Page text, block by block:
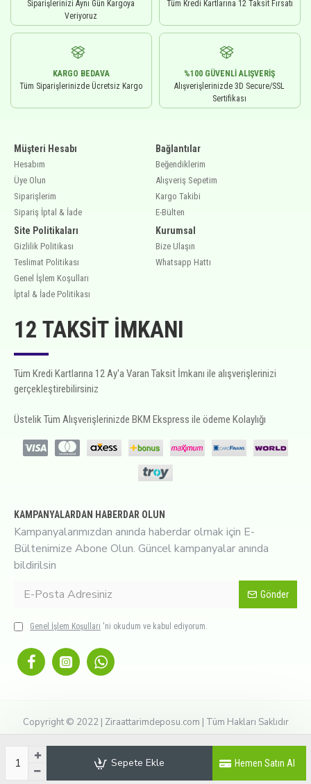
Sepete Ekle Hemen Satın Al
Siparişlerinizi Aynı Gün Kargoya
Veriyoruz
Tüm Kredi Kartlarına 12 Taksit Fırsatı
KARGO BEDAVA
Tüm Siparişlerinizde Ücretsiz Kargo
%100 GÜVENLI ALIŞVERIŞ
Alışverişlerinizde 3D Secure/SSL
Sertifikası
Müşteri Hesabı
Hesabım
Üye Olun
Siparişlerim
Sipariş İptal & İade
Site Politikaları
Gizlilik Politikası
Teslimat Politikası
Genel İşlem Koşulları
İptal & İade Politikası
Bağlantılar
Beğendiklerim
Alışveriş Sepetim
Kargo Takibi
E-Bülten
Kurumsal
Bize Ulaşın
Whatsapp Hattı
12 TAKSIT İMKANI
Tüm Kredi Kartlarına 12 Ay'a Varan Taksit İmkanı ile alışverişlerinizi
gerçekleştirebilirsiniz
Üstelik Tüm Alışverişlerinizde BKM Ekspress ile ödeme Kolaylığı
KAMPANYALARDAN HABERDAR OLUN
Kampanyalarımızdan anında haberdar olmak için E-
Bültenimize Abone Olun. Güncel kampanyalar anında
bildirilsin
Gönder
Genel İşlem Koşulları 'ni okudum ve kabul ediyorum.
Copyright © 2022 | Ziraattarimdeposu.com | Tüm Hakları Saklıdır